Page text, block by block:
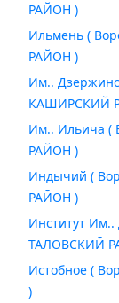
РАЙОН )
Ильмень (
РАЙОН )
Им..
КАШИРСКИЙ
Им.. Ильича (
РАЙОН )
Индычий (
РАЙОН )
Институт Им..
ТАЛОВСКИЙ
Истобное (
)